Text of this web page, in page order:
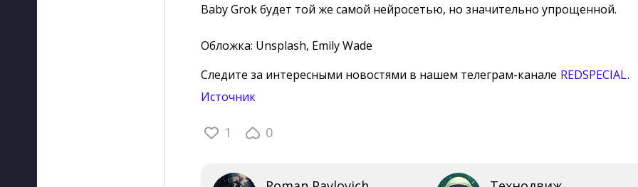
Baby Grok будет той же самой нейросетью, но значительно упрощенной.
Обложка: Unsplash, Emily Wade
Следите за интересными новостями в нашем телеграм-канале REDSPECIAL.
Источник
1 0